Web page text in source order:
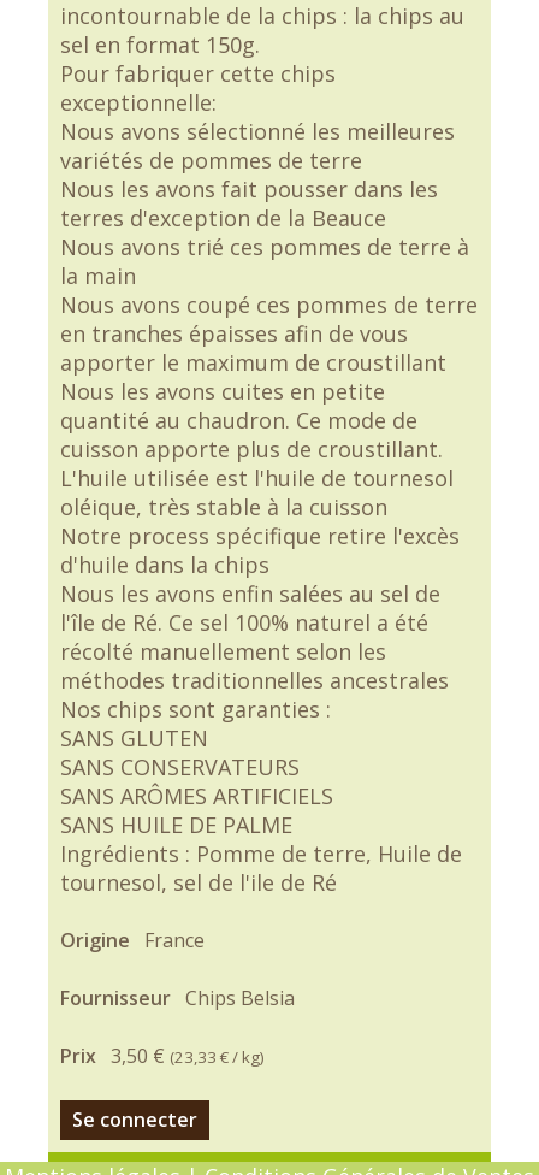
incontournable de la chips : la chips au
sel en format 150g.
Pour fabriquer cette chips
exceptionnelle:
Nous avons sélectionné les meilleures
variétés de pommes de terre
Nous les avons fait pousser dans les
terres d'exception de la Beauce
Nous avons trié ces pommes de terre à
la main
Nous avons coupé ces pommes de terre
en tranches épaisses afin de vous
apporter le maximum de croustillant
Nous les avons cuites en petite
quantité au chaudron. Ce mode de
cuisson apporte plus de croustillant.
L'huile utilisée est l'huile de tournesol
oléique, très stable à la cuisson
Notre process spécifique retire l'excès
d'huile dans la chips
Nous les avons enfin salées au sel de
l'île de Ré. Ce sel 100% naturel a été
récolté manuellement selon les
méthodes traditionnelles ancestrales
Nos chips sont garanties :
SANS GLUTEN
SANS CONSERVATEURS
SANS ARÔMES ARTIFICIELS
SANS HUILE DE PALME
Ingrédients : Pomme de terre, Huile de
tournesol, sel de l'ile de Ré
Origine France
Fournisseur Chips Belsia
Prix 3,50 € (23,33 €/ kg)
Se connecter